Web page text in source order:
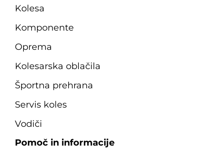
Kolesa
Komponente
Oprema
Kolesarska oblačila
Športna prehrana
Servis koles
Vodiči
Pomoč in informacije